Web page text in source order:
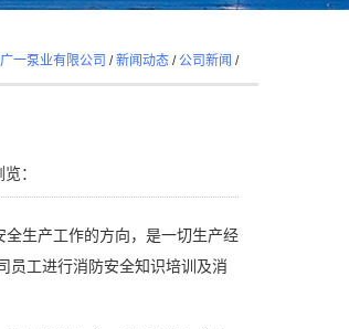
一泵业有限公司 /新闻动态 /公司新闻 /
：
生产工作的方向，是一切生产经
员工进行消防安全知识培训及消